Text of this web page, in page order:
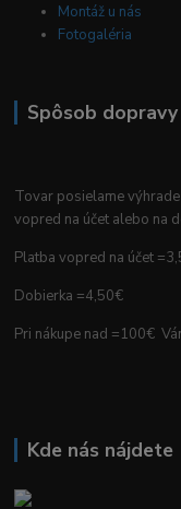
Montáž u nás
Fotogaléria
Spôsob dopravy
Tovar posielame
vopred na účet alebo na
Platba vopred na účet
Dobierka =4,50€
Pri nákupe nad =100€
Kde nás nájdete